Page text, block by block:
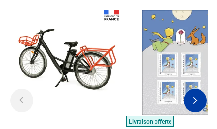
Livraison offerte
Prix 7,50€